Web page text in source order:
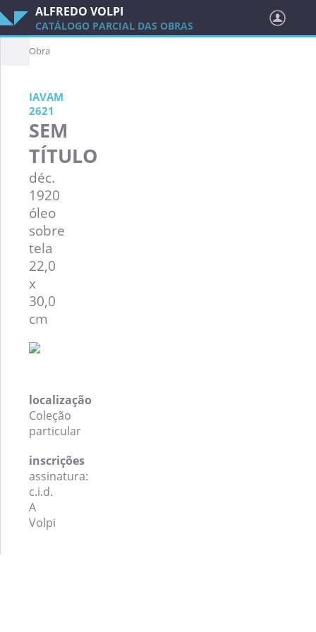
ALFREDO VOLPI
CATÁLOGO PARCIAL DAS OBRAS
Obra
IAVAM
2621
SEM
TÍTULO
déc.
1920
óleo
sobre
tela
22,0
x
30,0
cm
localização
Coleção
particular
inscrições
assinatura:
c.i.d.
A
Volpi